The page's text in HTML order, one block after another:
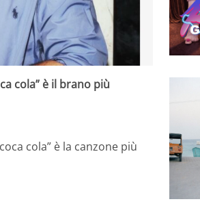
cola” è il brano più
cola” è la canzone più